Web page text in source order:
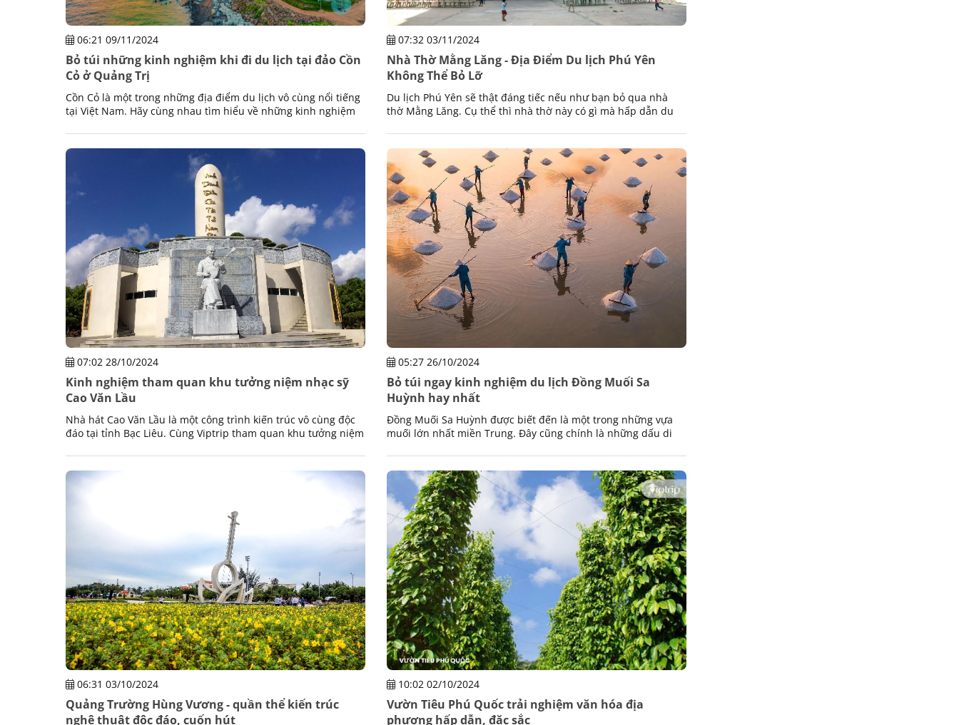
06:21 09/11/2024
Bỏ túi những kinh nghiệm khi đi du lịch tại đảo Cồn
Cỏ ở Quảng Trị
Cồn Cỏ là một trong những địa điểm du lịch vô cùng nổi tiếng
tại Việt Nam. Hãy cùng nhau tìm hiểu về những kinh nghiệm
07:32 03/11/2024
Nhà Thờ Mằng Lăng - Địa Điểm Du lịch Phú Yên
Không Thể Bỏ Lỡ
Du lịch Phú Yên sẽ thật đáng tiếc nếu như bạn bỏ qua nhà
thờ Mằng Lăng. Cụ thể thì nhà thờ này có gì mà hấp dẫn du
07:02 28/10/2024
Kinh nghiệm tham quan khu tưởng niệm nhạc sỹ
Cao Văn Lầu
Nhà hát Cao Văn Lầu là một công trình kiến trúc vô cùng độc
đáo tại tỉnh Bạc Liêu. Cùng Viptrip tham quan khu tưởng niệm
05:27 26/10/2024
Bỏ túi ngay kinh nghiệm du lịch Đồng Muối Sa
Huỳnh hay nhất
Đồng Muối Sa Huỳnh được biết đến là một trong những vựa
muối lớn nhất miền Trung. Đây cũng chính là những dấu di
06:31 03/10/2024
Quảng Trường Hùng Vương - quần thể kiến trúc
nghệ thuật độc đáo, cuốn hút
10:02 02/10/2024
Vườn Tiêu Phú Quốc trải nghiệm văn hóa địa
phương hấp dẫn, đặc sắc